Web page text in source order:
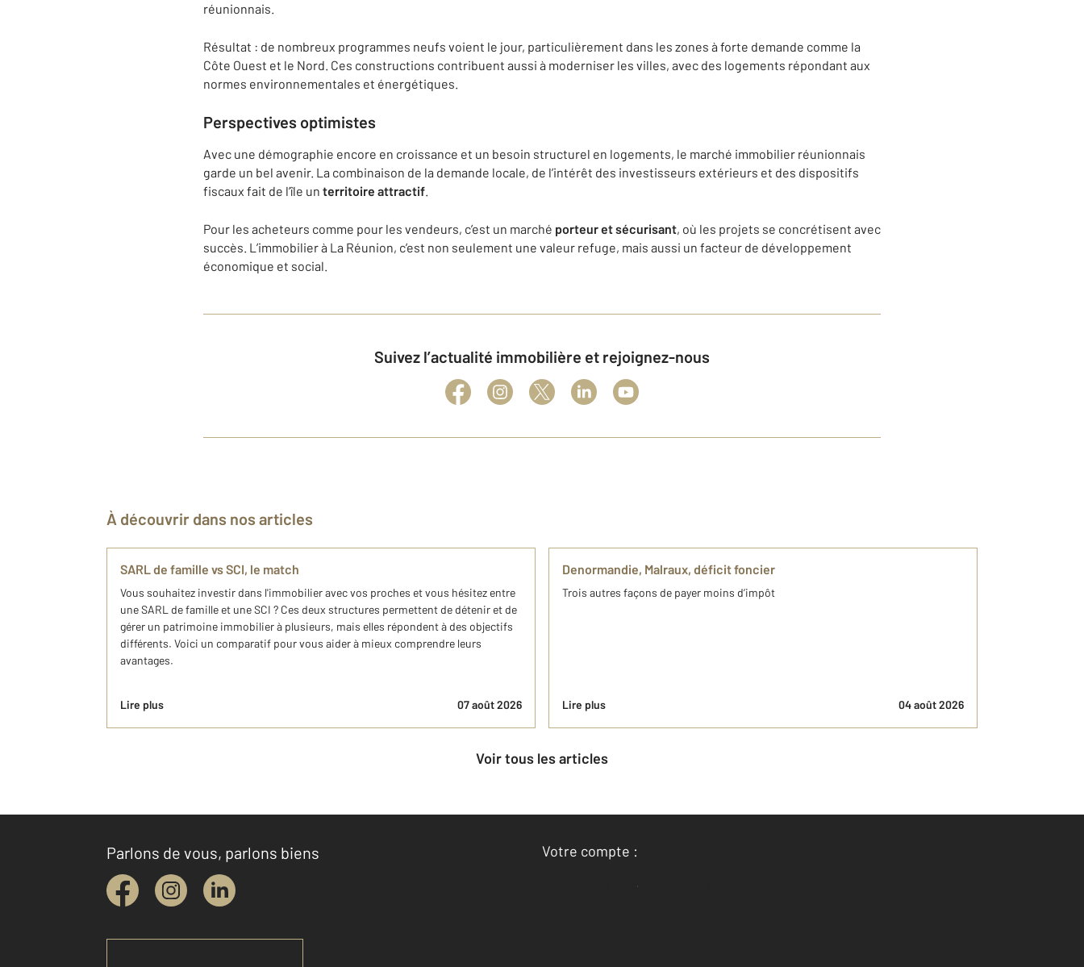
réunionnais.
Résultat : de nombreux programmes neufs voient le jour, particulièrement dans les zones à forte demande comme la
Côte Ouest et le Nord. Ces constructions contribuent aussi à moderniser les villes, avec des logements répondant aux
normes environnementales et énergétiques.
Perspectives optimistes
Avec une démographie encore en croissance et un besoin structurel en logements, le marché immobilier réunionnais
garde un bel avenir. La combinaison de la demande locale, de l’intérêt des investisseurs extérieurs et des dispositifs
fiscaux fait de l’île un territoire attractif.
Pour les acheteurs comme pour les vendeurs, c’est un marché porteur et sécurisant, où les projets se concrétisent avec
succès. L’immobilier à La Réunion, c’est non seulement une valeur refuge, mais aussi un facteur de développement
économique et social.
Suivez l’actualité immobilière et rejoignez-nous
À découvrir dans nos articles
SARL de famille vs SCI, le match
Vous souhaitez investir dans l'immobilier avec vos proches et vous hésitez entre
une SARL de famille et une SCI ? Ces deux structures permettent de détenir et de
gérer un patrimoine immobilier à plusieurs, mais elles répondent à des objectifs
différents. Voici un comparatif pour vous aider à mieux comprendre leurs
avantages.
Lire plus 07 août 2026
Denormandie, Malraux, déficit foncier
Trois autres façons de payer moins d’impôt
Lire plus 04 août 2026
Voir tous les articles
Parlons de vous, parlons biens
Votre compte :
Accéder à mon compte